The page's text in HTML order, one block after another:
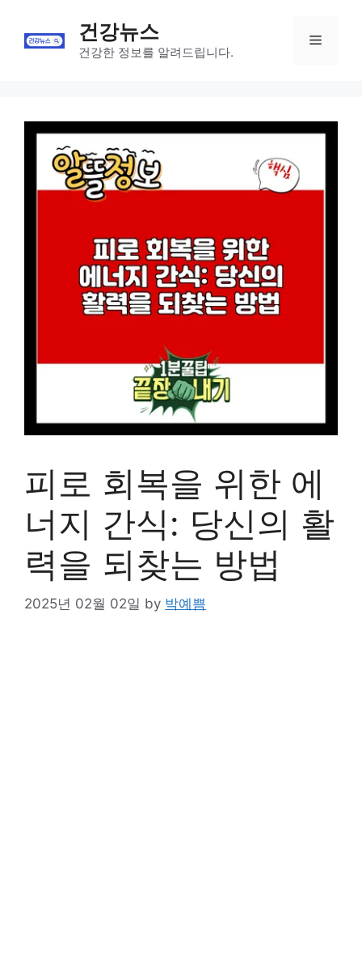
content
건강뉴스
건강한 정보를 알려드립니다.
Menu
피로 회복을 위한 에
너지 간식: 당신의 활
력을 되찾는 방법
2025년 02월 02일 by 박예쁨